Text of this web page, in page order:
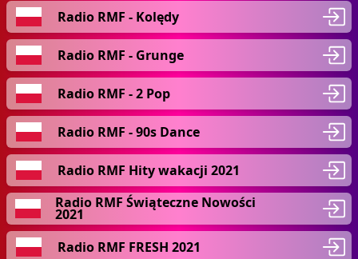
Radio RMF - Kolędy
Radio RMF - Grunge
Radio RMF - 2 Pop
Radio RMF - 90s Dance
Radio RMF Hity wakacji 2021
Radio RMF Świąteczne Nowości
2021
Radio RMF FRESH 2021